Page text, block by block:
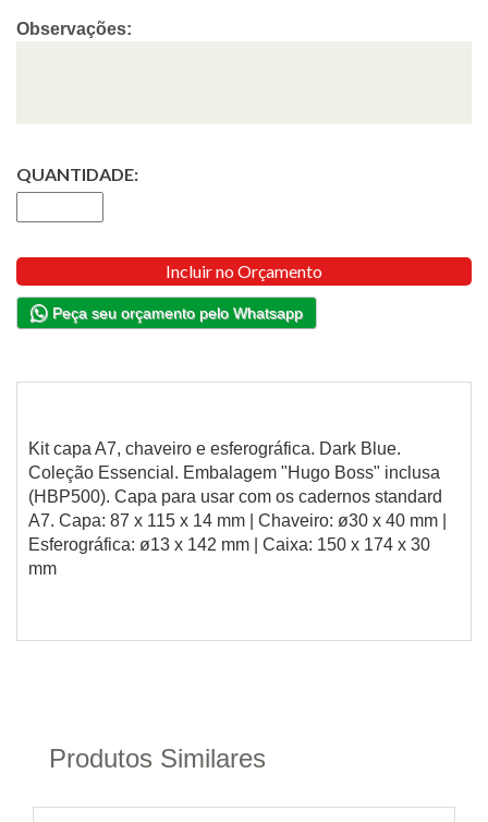
Observações:
QUANTIDADE:
Incluir no Orçamento
Peça seu orçamento pelo Whatsapp
Kit capa A7, chaveiro e esferográfica. Dark Blue.
Coleção Essencial. Embalagem "Hugo Boss" inclusa
(HBP500). Capa para usar com os cadernos standard
A7. Capa: 87 x 115 x 14 mm | Chaveiro: ø30 x 40 mm |
Esferográfica: ø13 x 142 mm | Caixa: 150 x 174 x 30
mm
Produtos Similares